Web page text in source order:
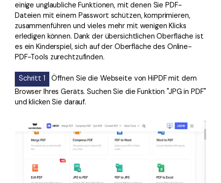
einige unglaubliche Funktionen, mit denen Sie PDF-
Dateien mit einem Passwort schützen, komprimieren,
zusammenführen und vieles mehr mit wenigen Klicks
erledigen können. Dank der übersichtlichen Oberfläche ist
es ein Kinderspiel, sich auf der Oberfläche des Online-
PDF-Tools zurechtzufinden.
Schritt 1
Öffnen Sie die Webseite von HiPDF mit dem
Browser Ihres Geräts. Suchen Sie die Funktion "JPG in PDF"
und klicken Sie darauf.